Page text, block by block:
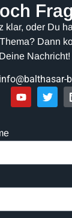
klar, oder Du
Dann
Nachricht!
info@balthasar-